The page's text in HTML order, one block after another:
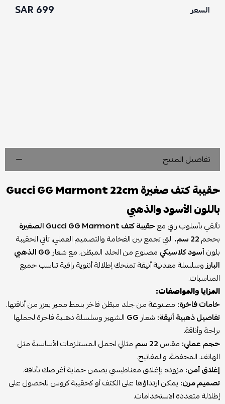
السعر 699 SAR
تفاصيل المنتج
حقيبة كتف صغيرة Gucci GG Marmont 22cm
باللون الأسود والذهبي
تألقي بأسلوب راقٍ معحقيبة كتف Gucci GG Marmont الصغيرة
بحجم22 سم
، التي تجمع بين الفخامة والتصميم العملي. تأتي الحقيبة
بلونأسود كلاسيكي مصنوع من الجلد المبطّن، مع شعار
GG الذهبي
البارزوسلسلة معدنية أنيقة تمنحك إطلالة أنثوية راقية تناسب جميع
المناسبات.
المزايا والمواصفات:
خامات فاخرة: مصنوعة من جلد مبطّن فاخر بنمط مميز يعزز من أناقتها.
تفاصيل ذهبية أنيقة: شعارGG الشهير وسلسلة ذهبية فاخرة لحملها
براحة وأناقة.
حجم عملي: مقاس22 سم
مثالي لحمل المستلزمات الأساسية مثل
الهاتف، المحفظة، والمفاتيح.
إغلاق آمن: مزودة بإغلاق مغناطيسي يضمن حماية أغراضك بأناقة.
تصميم مرن: يمكن ارتداؤها على الكتف أو كحقيبة كروس للحصول على
إطلالة متعددة الاستخدامات.